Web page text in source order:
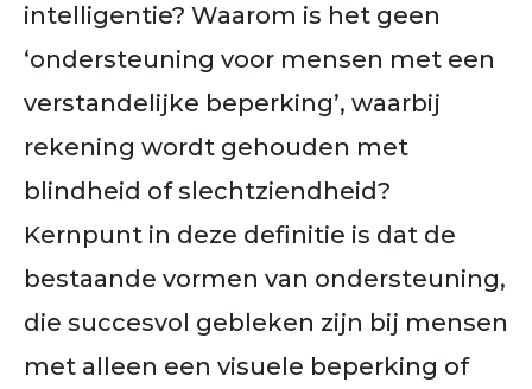
intelligentie? Waarom is het geen
‘ondersteuning voor mensen met een
verstandelijke beperking’, waarbij
rekening wordt gehouden met
blindheid of slechtziendheid?
Kernpunt in deze definitie is dat de
bestaande vormen van ondersteuning,
die succesvol gebleken zijn bij mensen
met alleen een visuele beperking of